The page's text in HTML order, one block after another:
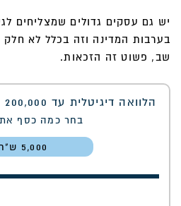
בערבות המדינה וזה בכלל לא
שב, פשוט זה הזכאות.
הלוואה דיגיטלית עד 200,000 ש"ח תוך 3 ימי עסקים
בחר כמה כסף
5,000